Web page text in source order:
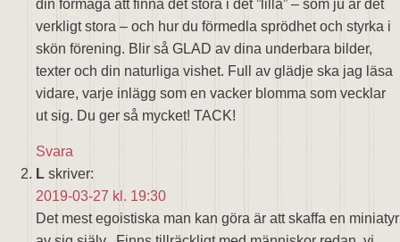
din förmåga att finna det stora i det ”lilla” – som ju är det
verkligt stora – och hur du förmedla sprödhet och styrka i
skön förening. Blir så GLAD av dina underbara bilder,
texter och din naturliga vishet. Full av glädje ska jag läsa
vidare, varje inlägg som en vacker blomma som vecklar
ut sig. Du ger så mycket! TACK!
Svara
L skriver:
2019-03-27 kl. 19:30
Det mest egoistiska man kan göra är att skaffa en miniatyr